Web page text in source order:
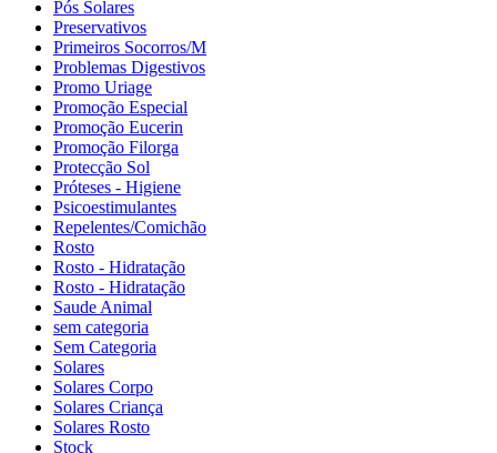
Pós Solares
Preservativos
Primeiros Socorros/M
Problemas Digestivos
Promo Uriage
Promoção Especial
Promoção Eucerin
Promoção Filorga
Protecção Sol
Próteses - Higiene
Psicoestimulantes
Repelentes/Comichão
Rosto
Rosto - Hidratação
Rosto - Hidratação
Saude Animal
sem categoria
Sem Categoria
Solares
Solares Corpo
Solares Criança
Solares Rosto
Stock